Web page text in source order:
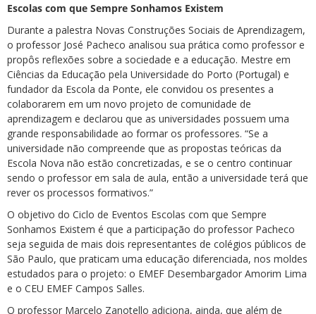
Escolas com que Sempre Sonhamos Existem
Durante a palestra Novas Construções Sociais de Aprendizagem,
o professor José Pacheco analisou sua prática como professor e
propôs reflexões sobre a sociedade e a educação. Mestre em
Ciências da Educação pela Universidade do Porto (Portugal) e
fundador da Escola da Ponte, ele convidou os presentes a
colaborarem em um novo projeto de comunidade de
aprendizagem e declarou que as universidades possuem uma
grande responsabilidade ao formar os professores. “Se a
universidade não compreende que as propostas teóricas da
Escola Nova não estão concretizadas, e se o centro continuar
sendo o professor em sala de aula, então a universidade terá que
rever os processos formativos.”
O objetivo do Ciclo de Eventos Escolas com que Sempre
Sonhamos Existem é que a participação do professor Pacheco
seja seguida de mais dois representantes de colégios públicos de
São Paulo, que praticam uma educação diferenciada, nos moldes
estudados para o projeto: o EMEF Desembargador Amorim Lima
e o CEU EMEF Campos Salles.
O professor Marcelo Zanotello adiciona, ainda, que além de